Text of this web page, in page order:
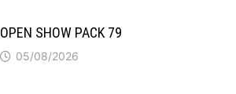
OPEN SHOW PACK 79
05/08/2026